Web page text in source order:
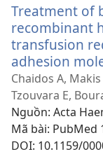
Treatment of
recombinant
transfusion
adhesion
Chaidos A,
Tzouvara E,
Nguồn‎: Acta
Mã bài‎: PubMed
DOI‎: 10.1159/